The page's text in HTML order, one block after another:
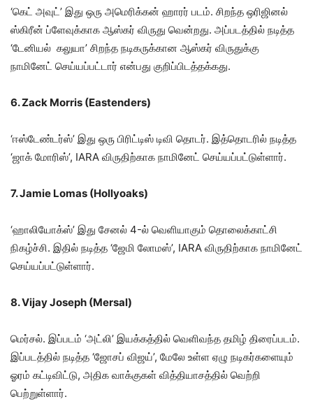
‘கெட் அவுட்’ இது ஒரு அமெரிக்கன் ஹாரர் படம். சிறந்த ஒரிஜினல்
ஸ்கிரீன் ப்ளேவுக்காக ஆஸ்கர் விருது வென்றது. அப்படத்தில் நடித்த
‘டேனியல் கலுயா’ சிறந்த நடிகருக்கான ஆஸ்கர் விருதுக்கு
நாமினேட் செய்யப்பட்டார் என்பது குறிப்பிடத்தக்கது.
6. Zack Morris (Eastenders)
‘ஈஸ்டேண்டர்ஸ்’ இது ஒரு பிரிட்டிஸ் டிவி தொடர். இத்தொடரில் நடித்த
‘ஜாக் மோரிஸ்’, IARA விருதிற்காக நாமினேட் செய்யப்பட்டுள்ளார்.
7. Jamie Lomas (Hollyoaks)
‘ஹாலியோக்ஸ்’ இது சேனல் 4-ல் வெளியாகும் தொலைக்காட்சி
நிகழ்ச்சி. இதில் நடித்த ‘ஜேமி லோமஸ்’, IARA விருதிற்காக நாமினேட்
செய்யப்பட்டுள்ளார்.
8. Vijay Joseph (Mersal)
மெர்சல். இப்படம் ‘அட்லி’ இயக்கத்தில் வெளிவந்த தமிழ் திரைப்படம்.
இப்படத்தில் நடித்த ‘ஜோசப் விஜய்’, மேலே உள்ள ஏழு நடிகர்களையும்
ஓரம் கட்டிவிட்டு, அதிக வாக்குகள் வித்தியாசத்தில் வெற்றி
பெற்றுள்ளார்.